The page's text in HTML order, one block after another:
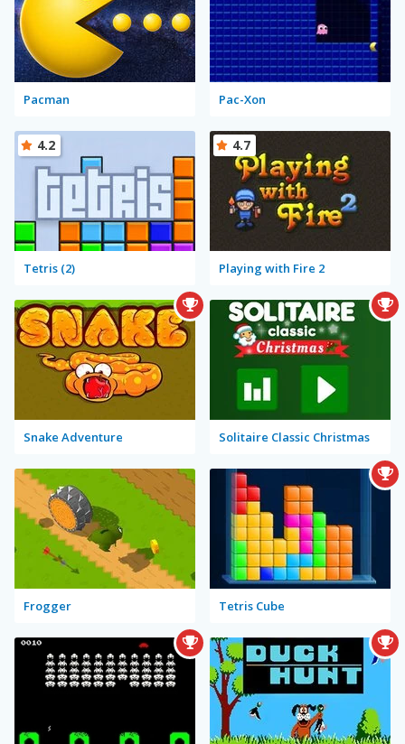
Pacman Pac-Xon
Tetris (2)
4.2
Playing with Fire 2
4.7
Snake Adventure Solitaire Classic Christmas
Frogger Tetris Cube